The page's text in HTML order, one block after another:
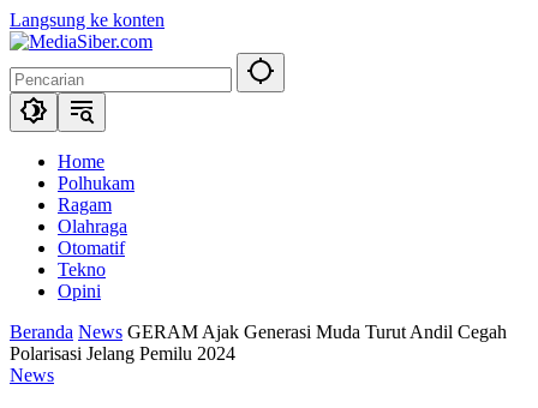
Langsung ke konten
Home
Polhukam
Ragam
Olahraga
Otomatif
Tekno
Opini
Beranda News GERAM Ajak Generasi Muda Turut Andil Cegah
Polarisasi Jelang Pemilu 2024
News